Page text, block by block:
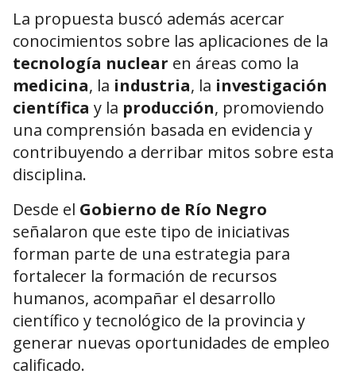
La propuesta buscó además acercar
conocimientos sobre las aplicaciones de la
tecnología nuclear en áreas como la
medicina, la industria, la investigación
científica y la producción, promoviendo
una comprensión basada en evidencia y
contribuyendo a derribar mitos sobre esta
disciplina.
Desde el Gobierno de Río Negro
señalaron que este tipo de iniciativas
forman parte de una estrategia para
fortalecer la formación de recursos
humanos, acompañar el desarrollo
científico y tecnológico de la provincia y
generar nuevas oportunidades de empleo
calificado.